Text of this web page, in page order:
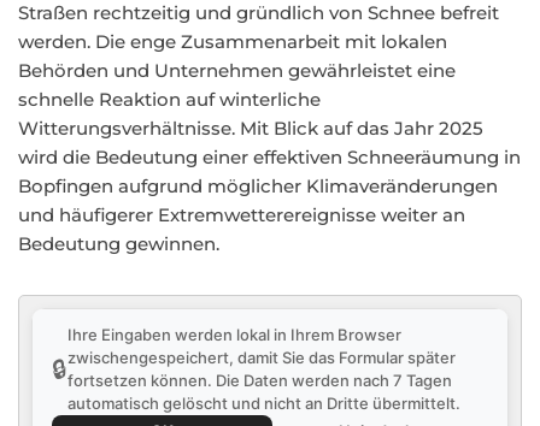
Straßen rechtzeitig und gründlich von Schnee befreit
werden. Die enge Zusammenarbeit mit lokalen
Behörden und Unternehmen gewährleistet eine
schnelle Reaktion auf winterliche
Witterungsverhältnisse. Mit Blick auf das Jahr 2025
wird die Bedeutung einer effektiven Schneeräumung in
Bopfingen aufgrund möglicher Klimaveränderungen
und häufigerer Extremwetterereignisse weiter an
Bedeutung gewinnen.
🔒
Ihre Eingaben werden lokal in Ihrem Browser
zwischengespeichert, damit Sie das Formular später
fortsetzen können. Die Daten werden nach 7 Tagen
automatisch gelöscht und nicht an Dritte übermittelt.